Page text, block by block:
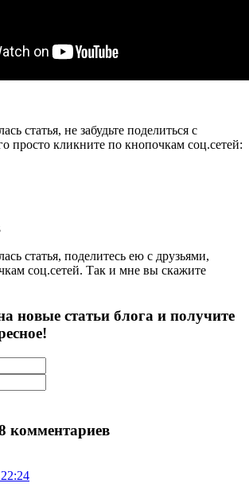
статья, не забудьте поделиться с
просто кликните по кнопочкам соц.сетей:
статья, поделитесь ею с друзьями,
соц.сетей. Так и мне вы скажите
новые статьи блога и получите
комментариев